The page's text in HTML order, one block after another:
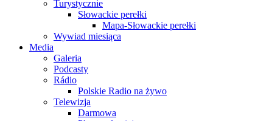
Turystycznie
Słowackie perełki
Mapa-Słowackie perełki
Wywiad miesiąca
Media
Galeria
Podcasty
Rádio
Polskie Radio na żywo
Telewizja
Darmowa